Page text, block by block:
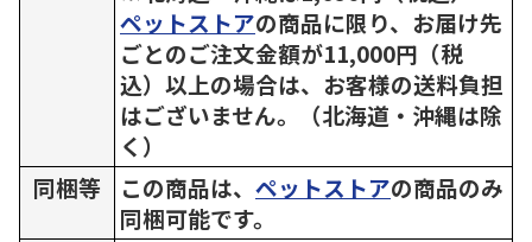
ペットストアの商品に限り、お届け先
ごとのご注文金額が11,000円（税
込）以上の場合は、お客様の送料負担
はございません。（北海道・沖縄は除
く）
同梱等
この商品は、 ペットストアの商品のみ
同梱可能です。